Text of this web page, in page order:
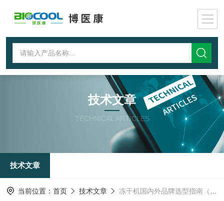
技术文章
TECHNICAL ARTICLES
技术文章
当前位置： 首页 技术文章 冻干机国内外品牌选型指南（新）